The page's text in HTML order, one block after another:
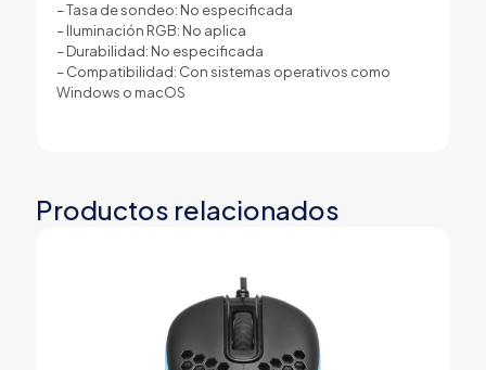
– Tasa de sondeo: No especificada
– Iluminación RGB: No aplica
– Durabilidad: No especificada
– Compatibilidad: Con sistemas operativos como
Windows o macOS
Productos relacionados